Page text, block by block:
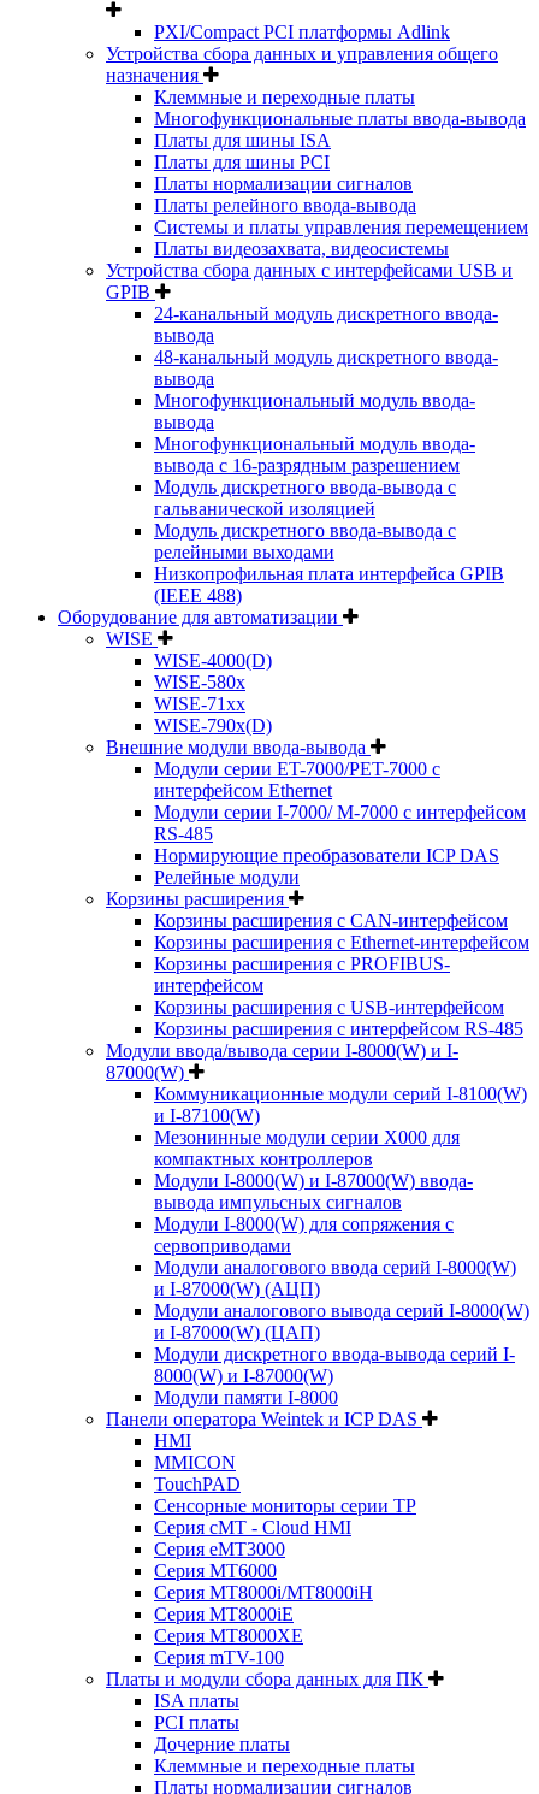
PXI/Compact PCI платформы Adlink
Устройства сбора данных и управления общего
назначения
Клеммные и переходные платы
Многофункциональные платы ввода-вывода
Платы для шины ISA
Платы для шины PCI
Платы нормализации сигналов
Платы релейного ввода-вывода
Системы и платы управления перемещением
Платы видеозахвата, видеосистемы
Устройства сбора данных с интерфейсами USB и
GPIB
24-канальный модуль дискретного ввода-
вывода
48-канальный модуль дискретного ввода-
вывода
Многофункциональный модуль ввода-
вывода
Многофункциональный модуль ввода-
вывода c 16-разрядным разрешением
Модуль дискретного ввода-вывода с
гальванической изоляцией
Модуль дискретного ввода-вывода с
релейными выходами
Низкопрофильная плата интерфейса GPIB
(IEEE 488)
Оборудование для автоматизации
WISE
WISE-4000(D)
WISE-580x
WISE-71xx
WISE-790x(D)
Внешние модули ввода-вывода
Модули серии ET-7000/PET-7000 с
интерфейсом Ethernet
Модули серии I-7000/ M-7000 с интерфейсом
RS-485
Нормирующие преобразователи ICP DAS
Релейные модули
Корзины расширения
Корзины расширения с CAN-интерфейсом
Корзины расширения с Ethernet-интерфейсом
Корзины расширения с PROFIBUS-
интерфейсом
Корзины расширения с USB-интерфейсом
Корзины расширения с интерфейсом RS-485
Модули ввода/вывода серии I-8000(W) и I-
87000(W)
Коммуникационные модули серий I-8100(W)
и I-87100(W)
Мезонинные модули серии X000 для
компактных контроллеров
Модули I-8000(W) и I-87000(W) ввода-
вывода импульсных сигналов
Модули I-8000(W) для сопряжения с
сервоприводами
Модули аналогового ввода серий I-8000(W)
и I-87000(W) (АЦП)
Модули аналогового вывода серий I-8000(W)
и I-87000(W) (ЦАП)
Модули дискретного ввода-вывода серий I-
8000(W) и I-87000(W)
Модули памяти I-8000
Панели оператора Weintek и ICP DAS
HMI
MMICON
TouchPAD
Сенсорные мониторы серии TP
Серия cMT - Cloud HMI
Серия eMT3000
Серия MT6000
Серия MT8000i/MT8000iH
Серия MT8000iE
Серия MT8000XE
Серия mTV-100
Платы и модули сбора данных для ПК
ISA платы
PCI платы
Дочерние платы
Клеммные и переходные платы
Платы нормализации сигналов